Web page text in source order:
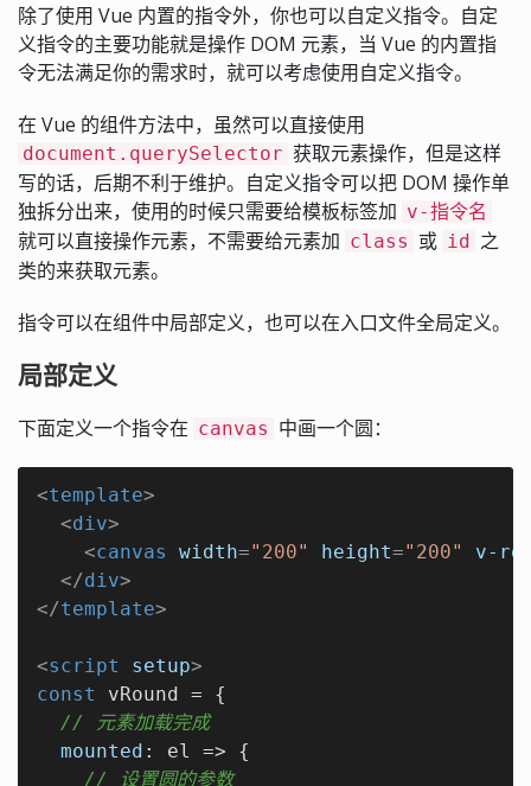
除了使用 Vue 内置的指令外，你也可以自定义指令。自定
义指令的主要功能就是操作 DOM 元素，当 Vue 的内置指
令无法满足你的需求时，就可以考虑使用自定义指令。
在 Vue 的组件方法中，虽然可以直接使用
document.querySelector 获取元素操作，但是这样
写的话，后期不利于维护。自定义指令可以把 DOM 操作单
独拆分出来，使用的时候只需要给模板标签加 v-指令名
就可以直接操作元素，不需要给元素加 class 或 id 之
类的来获取元素。
指令可以在组件中局部定义，也可以在入口文件全局定义。
局部定义
下面定义一个指令在 canvas 中画一个圆：
<template>
<div>
<canvas width="200" height="200"
v-
</div>
</template>
<script setup>
const
vRound = {
// 元素加载完成
mounted : el => {
// 设置圆的参数